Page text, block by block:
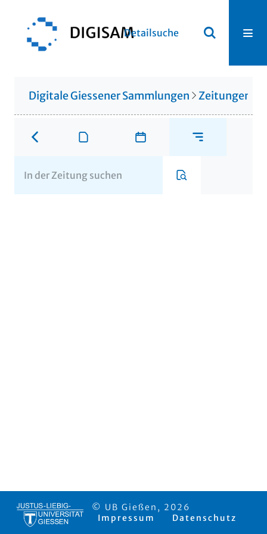
Detailsuche
Digitale Giessener Sammlungen Zeitungen
© UB Gießen, 2026
Impressum
Datenschutz